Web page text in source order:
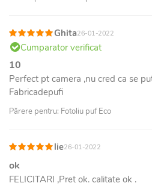
Ghita26-01-2022
Cumparator verificat
10
Perfect pt camera ,nu cred ca se
Fabricadepufi
Părere pentru: Fotoliu puf Eco
lie26-01-2022
ok
FELICITARI ,Pret ok. calitate ok .